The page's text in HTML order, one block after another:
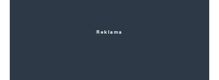
Reklama